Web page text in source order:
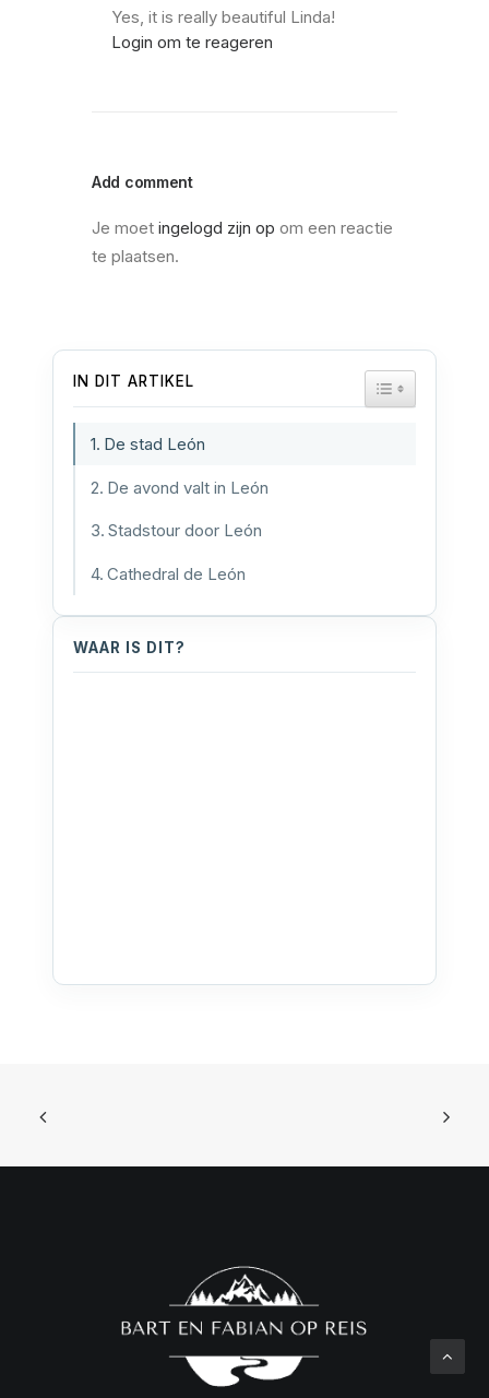
Yes, it is really beautiful Linda!
Login om te reageren
Add comment
Je moet ingelogd zijn op om een reactie
te plaatsen.
WAAR IS DIT?
IN DIT ARTIKEL TOGGLE
De stad León
De avond valt in León
Stadstour door León
Cathedral de León